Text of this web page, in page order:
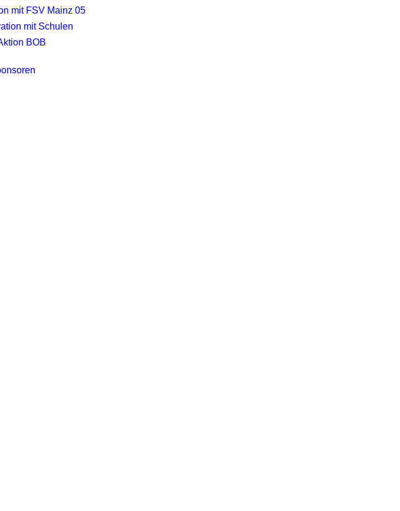
mit FSV Mainz 05
mit Schulen
BOB